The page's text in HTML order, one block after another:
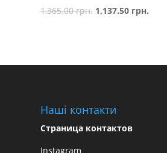
1,365.00грн. 1,137.50 грн.
Наші контакти
Страница контактов
Instagram